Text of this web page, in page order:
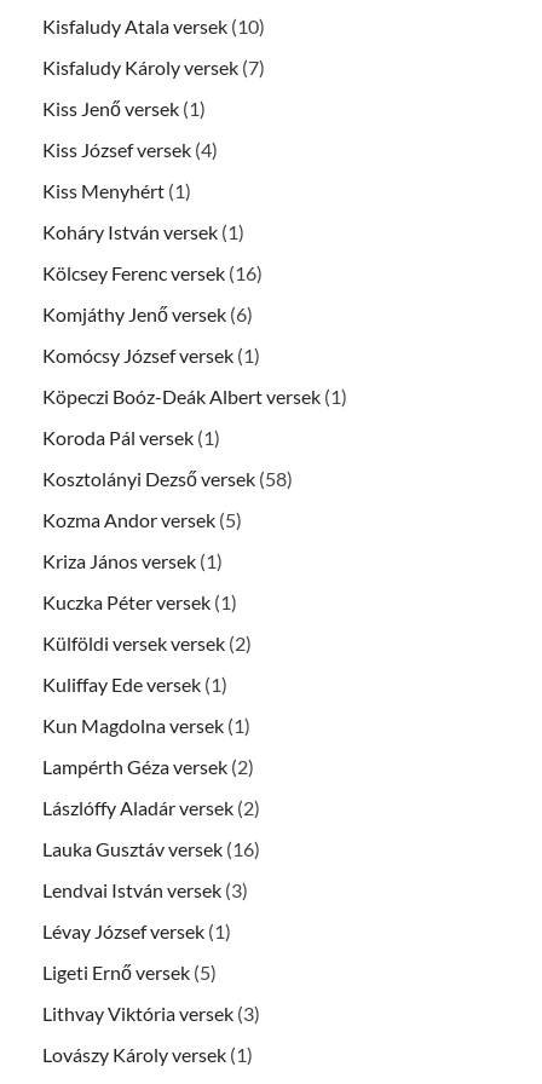
Kisfaludy Atala versek (10)
Kisfaludy Károly versek (7)
Kiss Jenő versek (1)
Kiss József versek (4)
Kiss Menyhért (1)
Koháry István versek (1)
Kölcsey Ferenc versek (16)
Komjáthy Jenő versek (6)
Komócsy József versek (1)
Köpeczi Boóz-Deák Albert versek (1)
Koroda Pál versek (1)
Kosztolányi Dezső versek (58)
Kozma Andor versek (5)
Kriza János versek (1)
Kuczka Péter versek (1)
Külföldi versek versek (2)
Kuliffay Ede versek (1)
Kun Magdolna versek (1)
Lampérth Géza versek (2)
Lászlóffy Aladár versek (2)
Lauka Gusztáv versek (16)
Lendvai István versek (3)
Lévay József versek (1)
Ligeti Ernő versek (5)
Lithvay Viktória versek (3)
Lovászy Károly versek (1)